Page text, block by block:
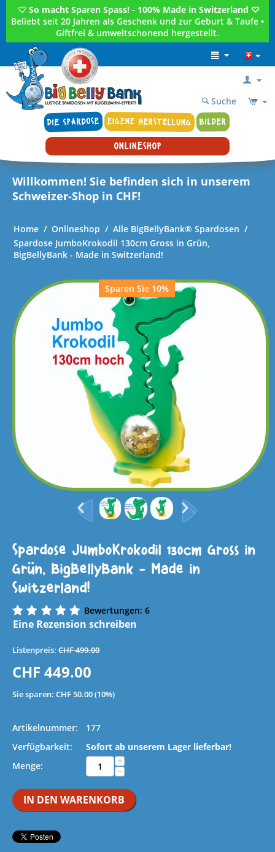
♡ So macht Sparen Spass! - 100% Made in Switzerland ♡
Beliebt seit 20 Jahren als Geschenk und zur Geburt & Taufe •
Giftfrei & umweltschonend hergestellt.
DIE SPARDOSE EIGENE HERSTELLUNG BILDER
Suche
ONLINESHOP
Willkommen! Sie befinden sich in unserem
Schweizer-Shop in CHF!
Home / Onlineshop / Alle BigBellyBank® Spardosen /
Spardose JumboKrokodil 130cm Gross in Grün,
BigBellyBank - Made in Switzerland!
Sparen Sie 10%
Spardose JumboKrokodil 130cm Gross in
Grün, BigBellyBank - Made in
Switzerland!
Bewertungen: 6
Eine Rezension schreiben
Listenpreis: CHF499.00
CHF 449.00
Sie sparen: CHF50.00(10%)
Artikelnummer:
177
Verfügbarkeit:
Sofort ab unserem Lager lieferbar!
Menge:
+
−
IN DEN WARENKORB